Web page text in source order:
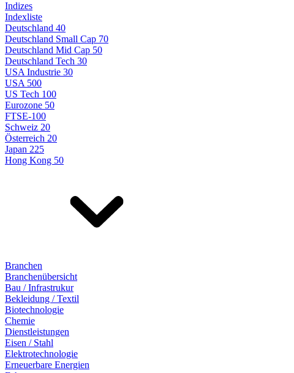
Indizes
Indexliste
Deutschland 40
Deutschland Small Cap 70
Deutschland Mid Cap 50
Deutschland Tech 30
USA Industrie 30
USA 500
US Tech 100
Eurozone 50
FTSE-100
Schweiz 20
Österreich 20
Japan 225
Hong Kong 50
Branchen
Branchenübersicht
Bau / Infrastrukur
Bekleidung / Textil
Biotechnologie
Chemie
Dienstleistungen
Eisen / Stahl
Elektrotechnologie
Erneuerbare Energien